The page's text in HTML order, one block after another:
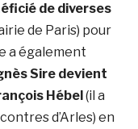
de diverses
de Paris) pour
a également
Sire devient
Hébel (il a
d’Arles) en